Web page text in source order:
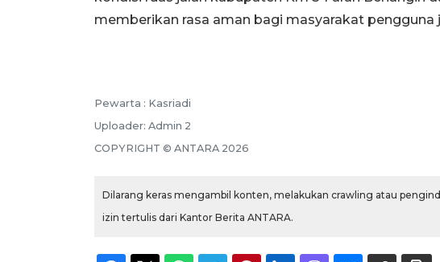
memberikan rasa aman bagi masyarakat pengguna
Pewarta : Kasriadi
Uploader: Admin 2
COPYRIGHT © ANTARA 2026
Dilarang keras mengambil konten, melakukan crawling atau
izin tertulis dari Kantor Berita ANTARA.